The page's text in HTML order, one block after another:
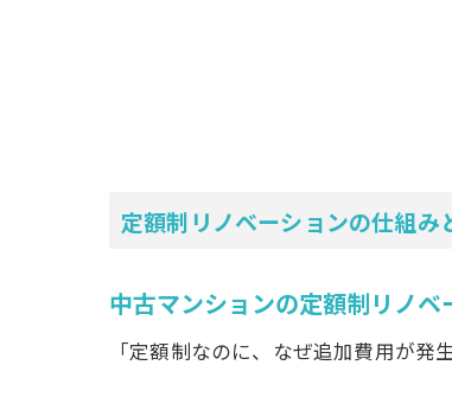
定額制リノベーションの仕組み
中古マンションの定額制リノベ
「定額制なのに、なぜ追加費用が発